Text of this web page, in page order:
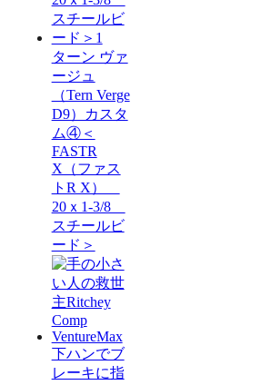
ターン ヴァ
ージュ
（Tern Verge
D9）カスタ
ム④＜
FASTR
X（ファス
トR X）
20ｘ1-3/8
スチールビ
ード＞
下ハンでブ
レーキに指